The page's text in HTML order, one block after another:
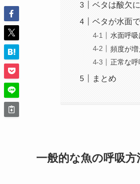
ベタは酸欠
ベタが水面
水面呼
頻度が
正常な
まとめ
一般的な魚の呼吸方